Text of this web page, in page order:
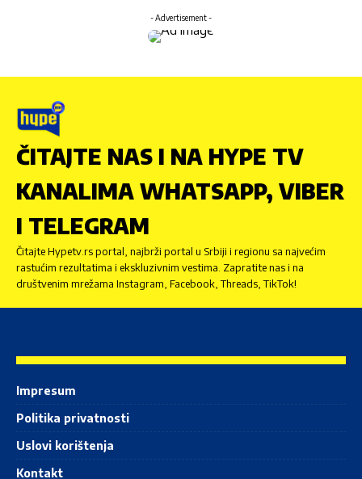
- Advertisement -
ČITAJTE NAS I NA HYPE TV
KANALIMA WHATSAPP, VIBER
I TELEGRAM
Čitajte Hypetv.rs portal, najbrži portal u Srbiji i regionu sa najvećim
rastućim rezultatima i ekskluzivnim vestima. Zapratite nas i na
društvenim mrežama Instagram, Facebook, Threads, TikTok!
Impresum
Politika privatnosti
Uslovi korištenja
Kontakt